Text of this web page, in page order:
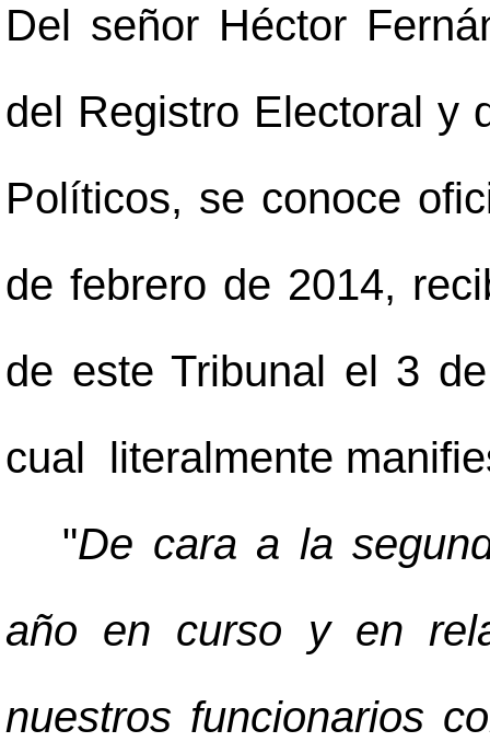
Del señor Héctor
del Registro Electoral y
Políticos, se conoce
de febrero de 2014,
de este Tribunal el 3
cual literalmente
"De cara a la
año en curso y en
nuestros funcionarios